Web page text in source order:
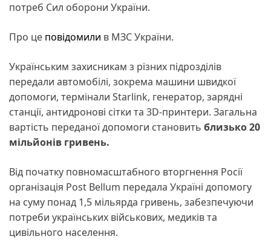
потреб Сил оборони України.
Про це повідомили в МЗС України.
Українським захисникам з різних підрозділів
передали автомобілі, зокрема машини швидкої
допомоги, термінали Starlink, генератор, зарядні
станції, антидронові сітки та 3D-принтери. Загальна
вартість переданої допомоги становить близько 20
мільйонів гривень.
Від початку повномасштабного вторгнення Росії
організація Post Bellum передала Україні допомогу
на суму понад 1,5 мільярда гривень, забезпечуючи
потреби українських військових, медиків та
цивільного населення.